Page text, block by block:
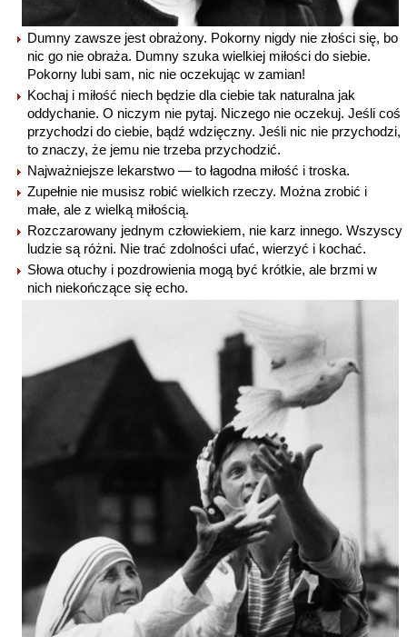
Dumny zawsze jest obrażony. Pokorny nigdy nie złości się, bo
nic go nie obraża. Dumny szuka wielkiej miłości do siebie.
Pokorny lubi sam, nic nie oczekując w zamian!
Kochaj i miłość niech będzie dla ciebie tak naturalna jak
oddychanie. O niczym nie pytaj. Niczego nie oczekuj. Jeśli coś
przychodzi do ciebie, bądź wdzięczny. Jeśli nic nie przychodzi,
to znaczy, że jemu nie trzeba przychodzić.
Najważniejsze lekarstwo — to łagodna miłość i troska.
Zupełnie nie musisz robić wielkich rzeczy. Można zrobić i
małe, ale z wielką miłością.
Rozczarowany jednym człowiekiem, nie karz innego. Wszyscy
ludzie są różni. Nie trać zdolności ufać, wierzyć i kochać.
Słowa otuchy i pozdrowienia mogą być krótkie, ale brzmi w
nich niekończące się echo.